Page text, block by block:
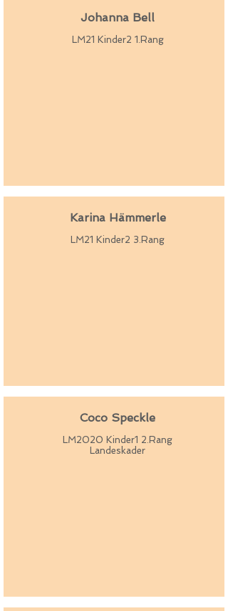
Johanna Bell
LM21 Kinder2 1.Rang
Karina Hämmerle
LM21 Kinder2 3.Rang
Coco Speckle
LM2020 Kinder1 2.Rang
Landeskader